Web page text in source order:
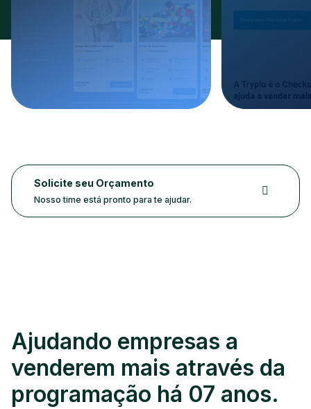
Solicite seu Orçamento
Nosso time está pronto para te ajudar.
Ajudando empresas a
venderem mais através da
programação há 07 anos.